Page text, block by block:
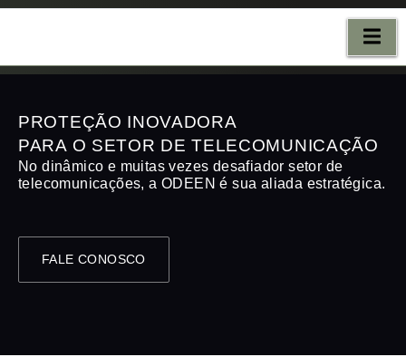
PROTEÇÃO INOVADORA
PARA O SETOR DE TELECOMUNICAÇÃO
No dinâmico e muitas vezes desafiador setor de
telecomunicações, a ODEEN é sua aliada estratégica.
FALE CONOSCO